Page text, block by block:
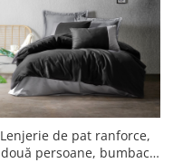
Lenjerie de pat ranforce,
două persoane, bumbac